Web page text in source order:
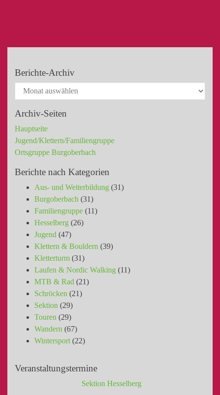
Berichte-Archiv
Archiv-Seiten
Hauptseite
Jugend/Klettern/Familiengruppe
Ortsgruppe Burgoberbach
Berichte nach Kategorien
Aus- und Weiterbildung (31)
Burgoberbach (31)
Familiengruppe (11)
Hesselberg (26)
Jugend (47)
Klettern & Bouldern (39)
Kletterturm (31)
Laufen & Nordic Walking (11)
MTB & Rad (21)
Schröcken (21)
Sektion (29)
Touren (29)
Wandern (67)
Wintersport (22)
Veranstaltungstermine
Sektion Hesselberg